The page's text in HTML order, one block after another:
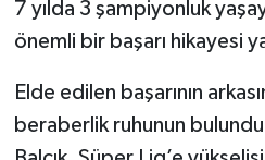
7 yılda 3 şampiyonluk
önemli bir başarı hikayesi
Elde edilen başarının
beraberlik ruhunun